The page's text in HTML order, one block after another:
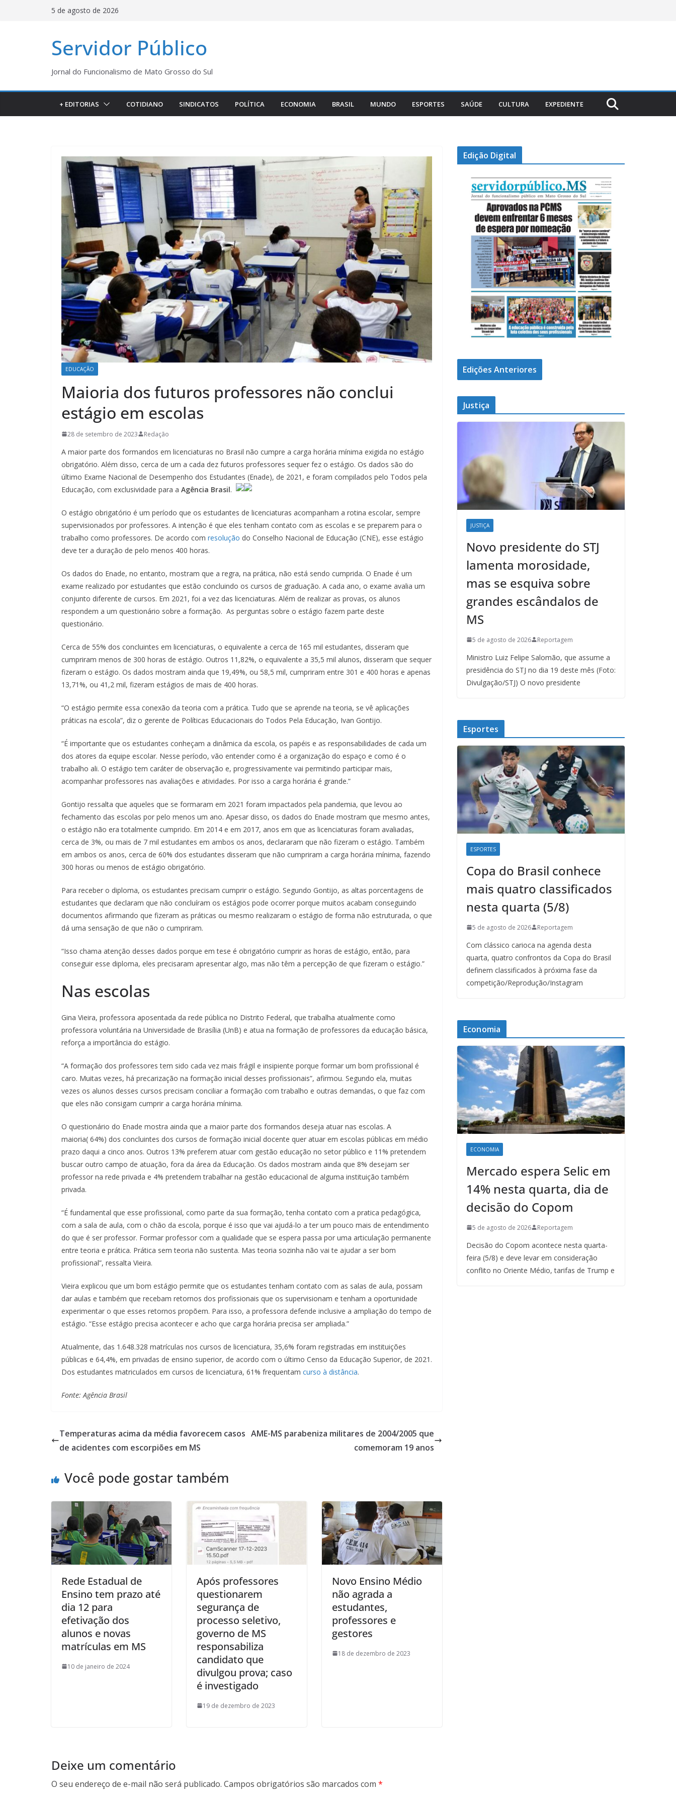
5 de agosto de 2026
Servidor Público
Jornal do Funcionalismo de Mato Grosso do Sul
+ EDITORIAS COTIDIANO SINDICATOS POLÍTICA ECONOMIA BRASIL MUNDO ESPORTES SAÚDE CULTURA EXPEDIENTE
EDUCAÇÃO
Maioria dos futuros professores não conclui
estágio em escolas
28 de setembro de 2023 Redação
A maior parte dos formandos em licenciaturas no Brasil não cumpre a carga horária mínima exigida no estágio
obrigatório. Além disso, cerca de um a cada dez futuros professores sequer fez o estágio. Os dados são do
último Exame Nacional de Desempenho dos Estudantes (Enade), de 2021, e foram compilados pelo Todos pela
Educação, com exclusividade para a Agência Brasil.
O estágio obrigatório é um período que os estudantes de licenciaturas acompanham a rotina escolar, sempre
supervisionados por professores. A intenção é que eles tenham contato com as escolas e se preparem para o
trabalho como professores. De acordo com resolução do Conselho Nacional de Educação (CNE), esse estágio
deve ter a duração de pelo menos 400 horas.
Os dados do Enade, no entanto, mostram que a regra, na prática, não está sendo cumprida. O Enade é um
exame realizado por estudantes que estão concluindo os cursos de graduação. A cada ano, o exame avalia um
conjunto diferente de cursos. Em 2021, foi a vez das licenciaturas. Além de realizar as provas, os alunos
respondem a um questionário sobre a formação. As perguntas sobre o estágio fazem parte deste
questionário.
Cerca de 55% dos concluintes em licenciaturas, o equivalente a cerca de 165 mil estudantes, disseram que
cumpriram menos de 300 horas de estágio. Outros 11,82%, o equivalente a 35,5 mil alunos, disseram que sequer
fizeram o estágio. Os dados mostram ainda que 19,49%, ou 58,5 mil, cumpriram entre 301 e 400 horas e apenas
13,71%, ou 41,2 mil, fizeram estágios de mais de 400 horas.
“O estágio permite essa conexão da teoria com a prática. Tudo que se aprende na teoria, se vê aplicações
práticas na escola”, diz o gerente de Políticas Educacionais do Todos Pela Educação, Ivan Gontijo.
“É importante que os estudantes conheçam a dinâmica da escola, os papéis e as responsabilidades de cada um
dos atores da equipe escolar. Nesse período, vão entender como é a organização do espaço e como é o
trabalho ali. O estágio tem caráter de observação e, progressivamente vai permitindo participar mais,
acompanhar professores nas avaliações e atividades. Por isso a carga horária é grande.”
Gontijo ressalta que aqueles que se formaram em 2021 foram impactados pela pandemia, que levou ao
fechamento das escolas por pelo menos um ano. Apesar disso, os dados do Enade mostram que mesmo antes,
o estágio não era totalmente cumprido. Em 2014 e em 2017, anos em que as licenciaturas foram avaliadas,
cerca de 3%, ou mais de 7 mil estudantes em ambos os anos, declararam que não fizeram o estágio. Também
em ambos os anos, cerca de 60% dos estudantes disseram que não cumpriram a carga horária mínima, fazendo
300 horas ou menos de estágio obrigatório.
Para receber o diploma, os estudantes precisam cumprir o estágio. Segundo Gontijo, as altas porcentagens de
estudantes que declaram que não concluíram os estágios pode ocorrer porque muitos acabam conseguindo
documentos afirmando que fizeram as práticas ou mesmo realizaram o estágio de forma não estruturada, o que
dá uma sensação de que não o cumpriram.
“Isso chama atenção desses dados porque em tese é obrigatório cumprir as horas de estágio, então, para
conseguir esse diploma, eles precisaram apresentar algo, mas não têm a percepção de que fizeram o estágio.”
Nas escolas
Gina Vieira, professora aposentada da rede pública no Distrito Federal, que trabalha atualmente como
professora voluntária na Universidade de Brasília (UnB) e atua na formação de professores da educação básica,
reforça a importância do estágio.
“A formação dos professores tem sido cada vez mais frágil e insipiente porque formar um bom profissional é
caro. Muitas vezes, há precarização na formação inicial desses profissionais”, afirmou. Segundo ela, muitas
vezes os alunos desses cursos precisam conciliar a formação com trabalho e outras demandas, o que faz com
que eles não consigam cumprir a carga horária mínima.
O questionário do Enade mostra ainda que a maior parte dos formandos deseja atuar nas escolas. A
maioria( 64%) dos concluintes dos cursos de formação inicial docente quer atuar em escolas públicas em médio
prazo daqui a cinco anos. Outros 13% preferem atuar com gestão educação no setor público e 11% pretendem
buscar outro campo de atuação, fora da área da Educação. Os dados mostram ainda que 8% desejam ser
professor na rede privada e 4% pretendem trabalhar na gestão educacional de alguma instituição também
privada.
“É fundamental que esse profissional, como parte da sua formação, tenha contato com a pratica pedagógica,
com a sala de aula, com o chão da escola, porque é isso que vai ajudá-lo a ter um pouco mais de entendimento
do que é ser professor. Formar professor com a qualidade que se espera passa por uma articulação permanente
entre teoria e prática. Prática sem teoria não sustenta. Mas teoria sozinha não vai te ajudar a ser bom
profissional”, ressalta Vieira.
Vieira explicou que um bom estágio permite que os estudantes tenham contato com as salas de aula, possam
dar aulas e também que recebam retornos dos profissionais que os supervisionam e tenham a oportunidade
experimentar o que esses retornos propõem. Para isso, a professora defende inclusive a ampliação do tempo de
estágio. “Esse estágio precisa acontecer e acho que carga horária precisa ser ampliada.”
Atualmente, das 1.648.328 matrículas nos cursos de licenciatura, 35,6% foram registradas em instituições
públicas e 64,4%, em privadas de ensino superior, de acordo com o último Censo da Educação Superior, de 2021.
Dos estudantes matriculados em cursos de licenciatura, 61% frequentam curso à distância.
Fonte: Agência Brasil
Temperaturas acima da média favorecem casos
de acidentes com escorpiões em MS
AME-MS parabeniza militares de 2004/2005 que
comemoram 19 anos
Você pode gostar também
Rede Estadual de
Ensino tem prazo até
dia 12 para
efetivação dos
alunos e novas
matrículas em MS
10 de janeiro de 2024
Após professores
questionarem
segurança de
processo seletivo,
governo de MS
responsabiliza
candidato que
divulgou prova; caso
é investigado
19 de dezembro de 2023
Novo Ensino Médio
não agrada a
estudantes,
professores e
gestores
18 de dezembro de 2023
Deixe um comentário
O seu endereço de e-mail não será publicado. Campos obrigatórios são marcados com *
Edição Digital
Edições Anteriores
Justiça
JUSTIÇA
Novo presidente do STJ
lamenta morosidade,
mas se esquiva sobre
grandes escândalos de
MS
5 de agosto de 2026 Reportagem
Ministro Luiz Felipe Salomão, que assume a
presidência do STJ no dia 19 deste mês (Foto:
Divulgação/STJ) O novo presidente
Esportes
ESPORTES
Copa do Brasil conhece
mais quatro classificados
nesta quarta (5/8)
5 de agosto de 2026 Reportagem
Com clássico carioca na agenda desta
quarta, quatro confrontos da Copa do Brasil
definem classificados à próxima fase da
competição/Reprodução/Instagram
Economia
ECONOMIA
Mercado espera Selic em
14% nesta quarta, dia de
decisão do Copom
5 de agosto de 2026 Reportagem
Decisão do Copom acontece nesta quarta-
feira (5/8) e deve levar em consideração
conflito no Oriente Médio, tarifas de Trump e